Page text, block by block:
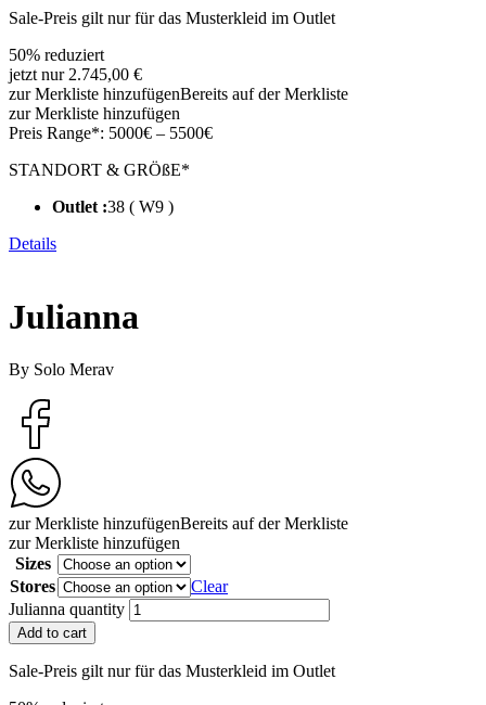
Sale-Preis gilt nur für das Musterkleid im Outlet
50% reduziert
jetzt nur 2.745,00 €
zur Merkliste hinzufügenBereits auf der Merkliste
zur Merkliste hinzufügen
Preis Range*: 5000€ – 5500€
STANDORT & GRÖßE*
Outlet :38 ( W9 )
Details
Julianna
By Solo Merav
zur Merkliste hinzufügenBereits auf der Merkliste
zur Merkliste hinzufügen
Sizes
Stores
Clear
Julianna quantity
Add to cart
Sale-Preis gilt nur für das Musterkleid im Outlet